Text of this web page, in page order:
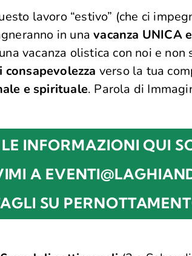
lavoro “estivo” (che ci
in unavacanza UNICA
vacanza olistica con noi e non
consapevolezza verso la tua
e spirituale. Parola di
INFORMAZIONI QUI
A
SU